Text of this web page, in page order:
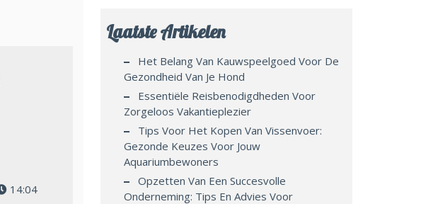
14:04
Laatste Artikelen
Het Belang Van Kauwspeelgoed Voor De
Gezondheid Van Je Hond
Essentiële Reisbenodigdheden Voor
Zorgeloos Vakantieplezier
Tips Voor Het Kopen Van Vissenvoer:
Gezonde Keuzes Voor Jouw
Aquariumbewoners
Opzetten Van Een Succesvolle
Onderneming: Tips En Advies Voor